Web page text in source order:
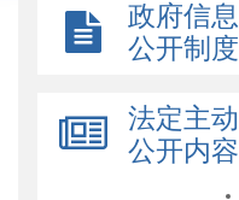
政府信息
公开制度
法定主动
公开内容